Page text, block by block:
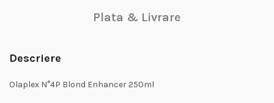
Plata & Livrare
Descriere
Olaplex N°4P Blond Enhancer 250ml